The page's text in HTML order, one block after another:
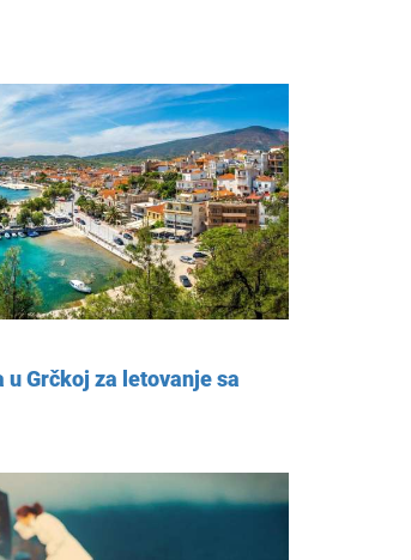
u Grčkoj za letovanje sa